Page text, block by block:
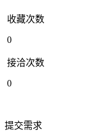
收藏次数
0
接洽次数
0
提交需求